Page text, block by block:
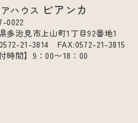
ハウス ビアンカ
0022
多治見市上山町1丁目92番地1
21-3814 FAX:0572-21-3815
時間】9：00〜18：00